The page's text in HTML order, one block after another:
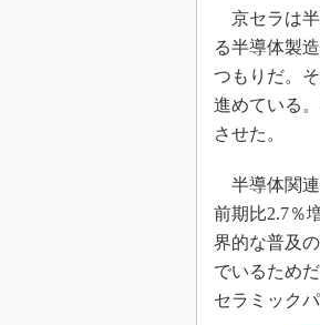
京セラは半
る半導体製
つもりだ。
進めている
させた。
半導体関連
前期比2.7％
界的な普及
でいるため
セラミック